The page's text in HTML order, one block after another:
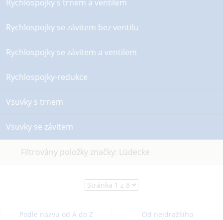
Rychlospojky s trnem a ventilem
Rychlospojky se závitem bez ventilu
Rychlospojky se závitem a ventilem
Rychlospojky-redukce
Vsuvky s trnem
Vsuvky se závitem
Filtrovány položky značky: Lüdecke
Podle názvu od A do Z
Od nejdražšího